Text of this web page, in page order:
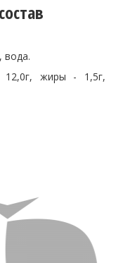
вода.
12,0г, жиры - 1,5г,